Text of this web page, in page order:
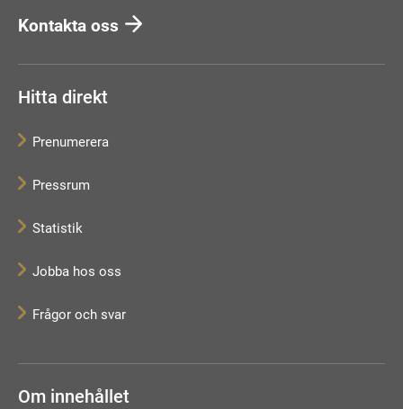
Kontakta oss
Hitta direkt
Prenumerera
Pressrum
Statistik
Jobba hos oss
Frågor och svar
Om innehållet